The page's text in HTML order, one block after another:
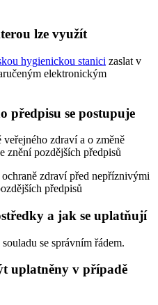
lze využít
hygienickou stanici zaslat v
elektronickým
předpisu se postupuje
zdraví a o změně
znění pozdějších předpisů
zdraví před nepříznivými
předpisů
a jak se uplatňují
se správním řádem.
uplatněny v případě